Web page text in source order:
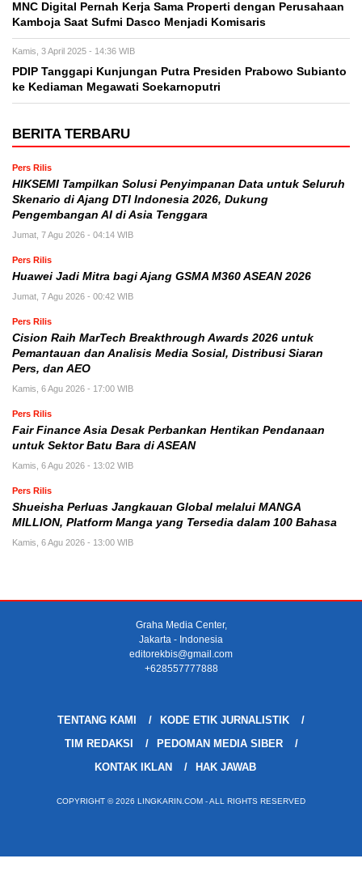
MNC Digital Pernah Kerja Sama Properti dengan Perusahaan
Kamboja Saat Sufmi Dasco Menjadi Komisaris
Kamis, 3 April 2025 - 14:36 WIB
PDIP Tanggapi Kunjungan Putra Presiden Prabowo Subianto
ke Kediaman Megawati Soekarnoputri
BERITA TERBARU
Pers Rilis
HIKSEMI Tampilkan Solusi Penyimpanan Data untuk Seluruh
Skenario di Ajang DTI Indonesia 2026, Dukung
Pengembangan AI di Asia Tenggara
Jumat, 7 Agu 2026 - 04:14 WIB
Pers Rilis
Huawei Jadi Mitra bagi Ajang GSMA M360 ASEAN 2026
Jumat, 7 Agu 2026 - 00:42 WIB
Pers Rilis
Cision Raih MarTech Breakthrough Awards 2026 untuk
Pemantauan dan Analisis Media Sosial, Distribusi Siaran
Pers, dan AEO
Kamis, 6 Agu 2026 - 17:00 WIB
Pers Rilis
Fair Finance Asia Desak Perbankan Hentikan Pendanaan
untuk Sektor Batu Bara di ASEAN
Kamis, 6 Agu 2026 - 13:02 WIB
Pers Rilis
Shueisha Perluas Jangkauan Global melalui MANGA
MILLION, Platform Manga yang Tersedia dalam 100 Bahasa
Kamis, 6 Agu 2026 - 13:00 WIB
Graha Media Center,
Jakarta - Indonesia
editorekbis@gmail.com
+628557777888
TENTANG KAMI
KODE ETIK JURNALISTIK
TIM REDAKSI
PEDOMAN MEDIA SIBER
KONTAK IKLAN
HAK JAWAB
COPYRIGHT © 2026 LINGKARIN.COM - ALL RIGHTS RESERVED